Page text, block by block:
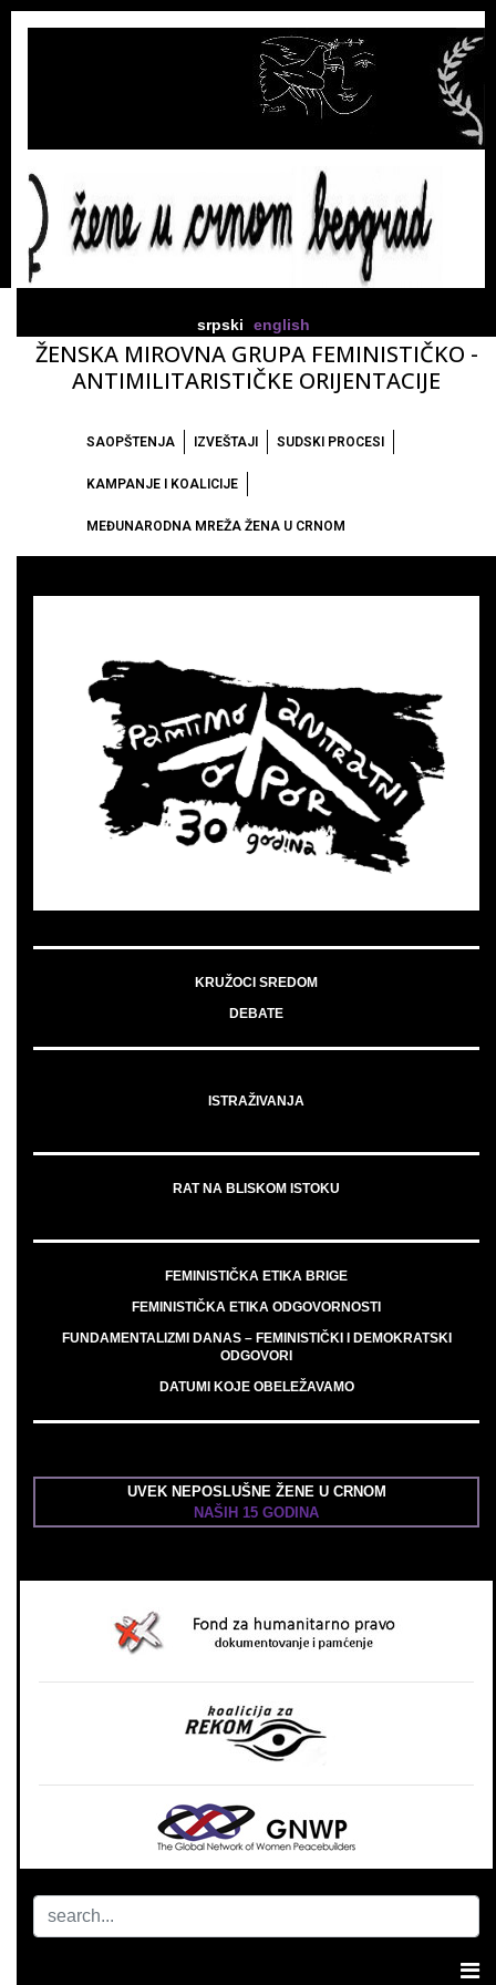
srpski english
ŽENSKA MIROVNA GRUPA FEMINISTIČKO -
ANTIMILITARISTIČKE ORIJENTACIJE
SAOPŠTENJA IZVEŠTAJI SUDSKI PROCESI
KAMPANJE I KOALICIJE
MEĐUNARODNA MREŽA ŽENA U CRNOM
KRUŽOCI SREDOM
DEBATE
ISTRAŽIVANJA
RAT NA BLISKOM ISTOKU
FEMINISTIČKA ETIKA BRIGE
FEMINISTIČKA ETIKA ODGOVORNOSTI
FUNDAMENTALIZMI DANAS – FEMINISTIČKI I DEMOKRATSKI
ODGOVORI
DATUMI KOJE OBELEŽAVAMO
UVEK NEPOSLUŠNE ŽENE U CRNOM
NAŠIH 15 GODINA